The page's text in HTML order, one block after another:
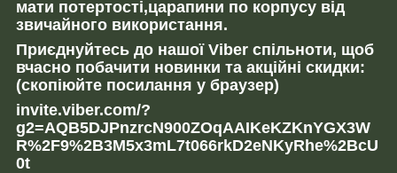
мати потертості,царапини по корпусу від
звичайного використання.
Приєднуйтесь до нашої Viber спільноти, щоб
вчасно побачити новинки та акційні скидки:
(скопіюйте посилання у браузер)
invite.viber.com/?
g2=AQB5DJPnzrcN900ZOqAAIKeKZKnYGX3W
R%2F9%2B3M5x3mL7t066rkD2eNKyRhe%2BcU
0t